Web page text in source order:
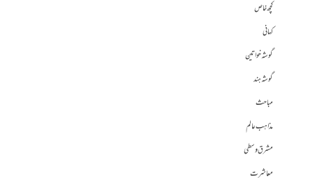
کچھ خاص
کہانی
گوشہ خواتین
گوشہ ہند
مباحث
مذاہب عالم
مشرق وسطی
معاشرت